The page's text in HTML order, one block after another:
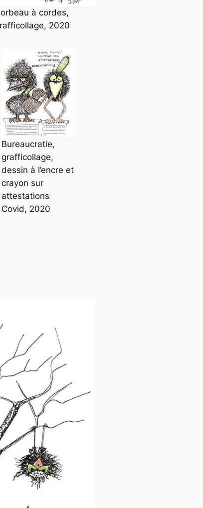
à cordes,
2020
Bureaucratie,
grafficollage,
dessin à l’encre et
crayon sur
attestations
Covid, 2020